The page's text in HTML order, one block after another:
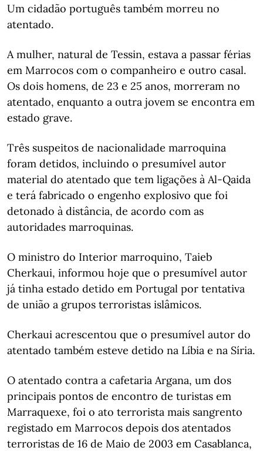
Um cidadão português também morreu no
atentado.
A mulher, natural de Tessin, estava a passar férias
em Marrocos com o companheiro e outro casal.
Os dois homens, de 23 e 25 anos, morreram no
atentado, enquanto a outra jovem se encontra em
estado grave.
Três suspeitos de nacionalidade marroquina
foram detidos, incluindo o presumível autor
material do atentado que tem ligações à Al-Qaida
e terá fabricado o engenho explosivo que foi
detonado à distância, de acordo com as
autoridades marroquinas.
O ministro do Interior marroquino, Taieb
Cherkaui, informou hoje que o presumível autor
já tinha estado detido em Portugal por tentativa
de união a grupos terroristas islâmicos.
Cherkaui acrescentou que o presumível autor do
atentado também esteve detido na Líbia e na Síria.
O atentado contra a cafetaria Argana, um dos
principais pontos de encontro de turistas em
Marraquexe, foi o ato terrorista mais sangrento
registado em Marrocos depois dos atentados
terroristas de 16 de Maio de 2003 em Casablanca,